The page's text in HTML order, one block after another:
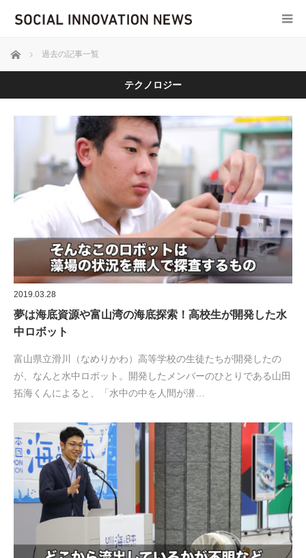
ホーム 過去の記事一覧
テクノロジー
2019.03.28
夢は海底資源や富山湾の海底探索！高校生が開発した水
中ロボット
富山県立滑川（なめりかわ）高等学校の生徒たちが開発したの
が、なんと水中ロボット。開発したメンバーのひとりである山田
拓海くんによると、「水中の中を人間が潜…